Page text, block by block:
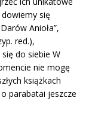
dowiemy się
Anioła”,
red.),
do siebie W
nie mogę
książkach
parabatai jeszcze